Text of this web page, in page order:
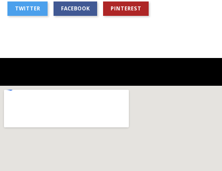
TWITTER FACEBOOK PINTEREST